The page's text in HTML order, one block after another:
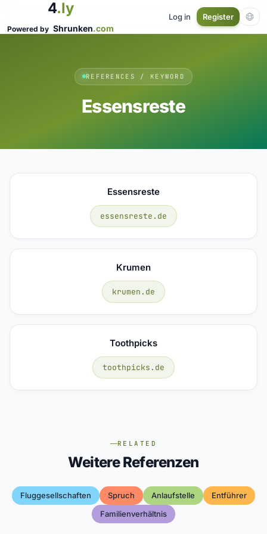
4.ly
Powered by Shrunken.com
Log in Register
REFERENCES / KEYWORD
Essensreste
Essensreste
essensreste.de
Krumen
krumen.de
Toothpicks
toothpicks.de
RELATED
Weitere Referenzen
Fluggesellschaften Spruch Anlaufstelle
Entführer
Familienverhältnis